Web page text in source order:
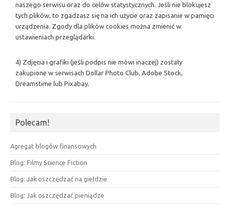
naszego serwisu oraz do celów statystycznych. Jeśli nie blokujesz
tych plików, to zgadzasz się na ich użycie oraz zapisanie w pamięci
urządzenia. Zgody dla plików cookies można zmienić w
ustawieniach przeglądarki.
4) Zdjęcia i grafiki (jeśli podpis nie mówi inaczej) zostały
zakupione w serwisach Dollar Photo Club, Adobe Stock,
Dreamstime lub Pixabay.
Polecam!
Agregat blogów finansowych
Blog: Filmy Science Fiction
Blog: Jak oszczędzać na giełdzie
Blog: Jak oszczędzać pieniądze